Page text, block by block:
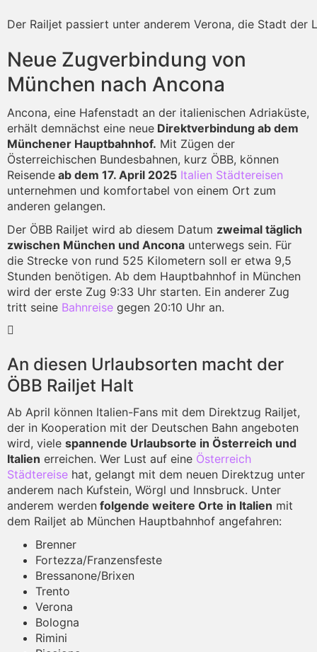
Der Railjet passiert unter anderem Verona, die Stadt der
Neue Zugverbindung von
München nach Ancona
Ancona, eine Hafenstadt an der italienischen Adriaküste,
erhält demnächst eine neue Direktverbindung ab dem
Münchener Hauptbahnhof. Mit Zügen der
Österreichischen Bundesbahnen, kurz ÖBB, können
Reisende ab dem 17. April 2025 Italien Städtereisen
unternehmen und komfortabel von einem Ort zum
anderen gelangen.
Der ÖBB Railjet wird ab diesem Datum zweimal täglich
zwischen München und Ancona unterwegs sein. Für
die Strecke von rund 525 Kilometern soll er etwa 9,5
Stunden benötigen. Ab dem Hauptbahnhof in München
wird der erste Zug 9:33 Uhr starten. Ein anderer Zug
tritt seine Bahnreise gegen 20:10 Uhr an.
An diesen Urlaubsorten macht der
ÖBB Railjet Halt
Ab April können Italien-Fans mit dem Direktzug Railjet,
der in Kooperation mit der Deutschen Bahn angeboten
wird, viele spannende Urlaubsorte in Österreich und
Italien erreichen. Wer Lust auf eine Österreich
Städtereise hat, gelangt mit dem neuen Direktzug unter
anderem nach Kufstein, Wörgl und Innsbruck. Unter
anderem werden folgende weitere Orte in Italien mit
dem Railjet ab München Hauptbahnhof angefahren:
Brenner
Fortezza/Franzensfeste
Bressanone/Brixen
Trento
Verona
Bologna
Rimini